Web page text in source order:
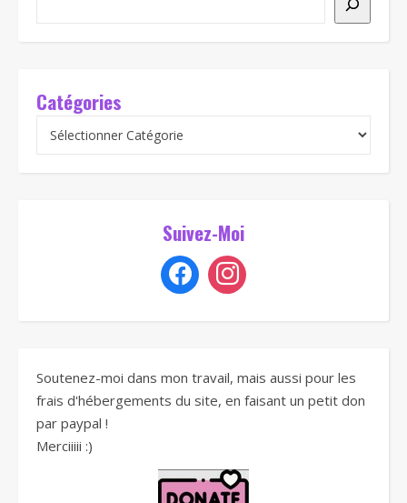
Catégories
Suivez-Moi
Soutenez-moi dans mon travail, mais aussi pour les
frais d'hébergements du site, en faisant un petit don
par paypal !
Merciiiii :)